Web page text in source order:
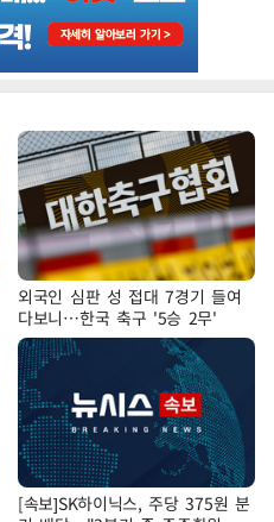
외국인 심판 성 접대 7경기 들여
다보니…한국 축구 '5승 2무'
[속보]SK하이닉스, 주당 375원 분